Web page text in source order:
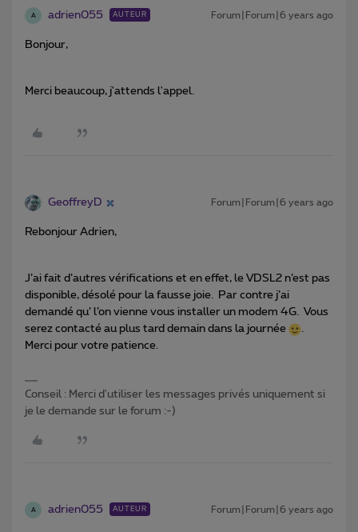
A adrien055 AUTEUR Forum|Forum|6 years ago
Bonjour,
Merci beaucoup, j'attends l'appel.
GeoffreyD Forum|Forum|6 years ago
Rebonjour Adrien,
J’ai fait d’autres vérifications et en effet, le VDSL2 n’est pas
disponible, désolé pour la fausse joie. Par contre j’ai
demandé qu’ l’on vienne vous installer un modem 4G. Vous
serez contacté au plus tard demain dans la journée
.
Merci pour votre patience.
Conseil : Merci d'utiliser les messages privés uniquement si
je le demande sur le forum :-)
A adrien055 AUTEUR Forum|Forum|6 years ago